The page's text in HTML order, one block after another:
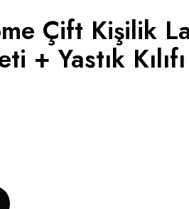
Çift Kişilik
+ Yastık